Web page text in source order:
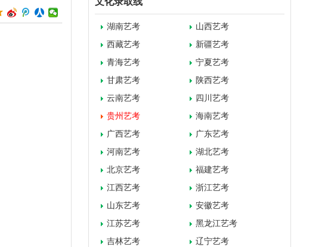
湖南艺考
山西艺考
西藏艺考
新疆艺考
青海艺考
宁夏艺考
甘肃艺考
陕西艺考
云南艺考
四川艺考
贵州艺考
海南艺考
广西艺考
广东艺考
河南艺考
湖北艺考
北京艺考
福建艺考
江西艺考
浙江艺考
山东艺考
安徽艺考
江苏艺考
黑龙江艺考
吉林艺考
辽宁艺考